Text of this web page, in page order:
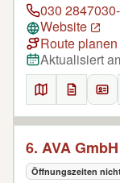
030
Website
Route planen
Aktualisiert
6. AVA GmbH
Öffnungszeiten